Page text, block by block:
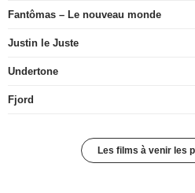
Fantômas – Le nouveau monde
Justin le Juste
Undertone
Fjord
Les films à venir les